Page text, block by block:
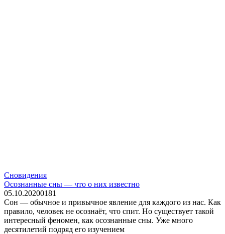
Сновидения
Осознанные сны — что о них известно
05.10.20200181
Сон — обычное и привычное явление для каждого из нас. Как
правило, человек не осознаёт, что спит. Но существует такой
интересный феномен, как осознанные сны. Уже много
десятилетий подряд его изучением